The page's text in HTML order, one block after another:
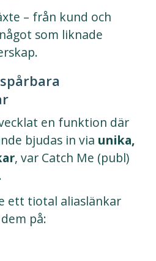
– från kund och
som liknade
en funktion där
bjudas in via unika,
, var Catch Me (publ)
ett tiotal aliaslänkar
på: